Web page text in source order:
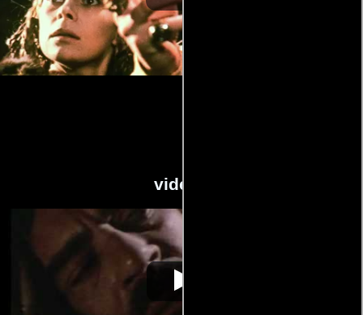
videos
Macbeth Video de la película Macbeth